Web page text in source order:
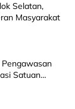
Selatan,
Masyarakat
Satuan